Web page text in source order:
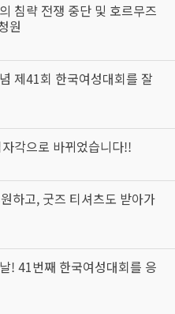
침략 전쟁 중단 및 호르무즈
원
제41회 한국여성대회를 잘
각으로 바뀌었습니다!!
하고, 굿즈 티셔츠도 받아가
! 41번째 한국여성대회를 응